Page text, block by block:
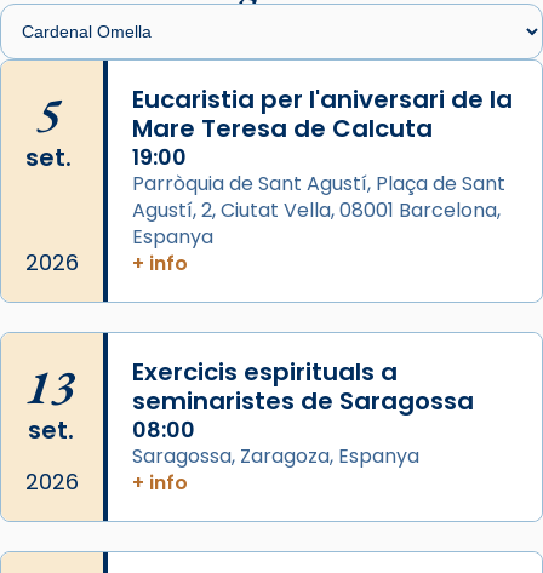
🔗
📸 J. Merino
Photo
View on Facebook ·
Arquebisbat de Barcelona
de Barcelona.
2 weeks ago
comitè organitzador de la visita apostòlica
del Sant Pare Lleó XIV a Barcelona, i als
col·laboradors, a la Catedral de Barcelona.
L’arquebisbe de Barcelona, el cardenal Joan
5
set.
2026
Eucaristia per l'aniversari de la
Mare Teresa de Calcuta
19:00
Parròquia de Sant Agustí, Plaça de Sant
Agustí, 2, Ciutat Vella, 08001 Barcelona,
Espanya
+ info
13
set.
2026
Exercicis espirituals a
seminaristes de Saragossa
08:00
Saragossa, Zaragoza, Espanya
+ info